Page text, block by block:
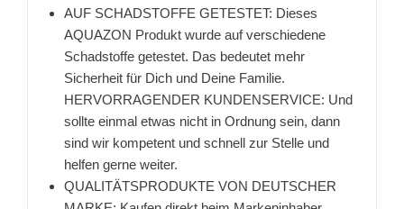
AUF SCHADSTOFFE GETESTET: Dieses
AQUAZON Produkt wurde auf verschiedene
Schadstoffe getestet. Das bedeutet mehr
Sicherheit für Dich und Deine Familie.
HERVORRAGENDER KUNDENSERVICE: Und
sollte einmal etwas nicht in Ordnung sein, dann
sind wir kompetent und schnell zur Stelle und
helfen gerne weiter.
QUALITÄTSPRODUKTE VON DEUTSCHER